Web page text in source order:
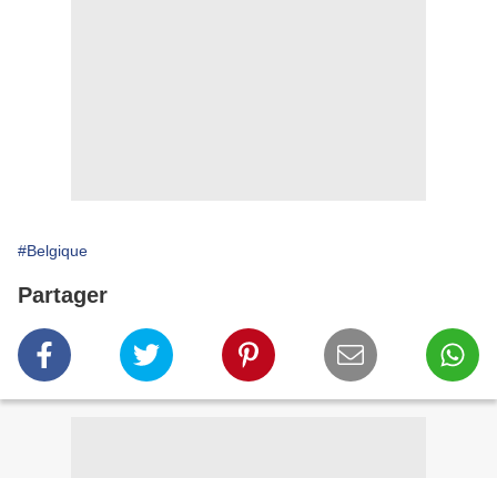
#Belgique
Partager